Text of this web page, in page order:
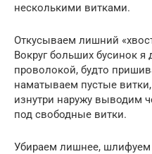
несколькими витками.
Откусываем лишний
Вокруг больших бусинок
проволокой, будто
наматываем пустые
изнутри наружу выводим
под свободные витки.
Убираем лишнее,